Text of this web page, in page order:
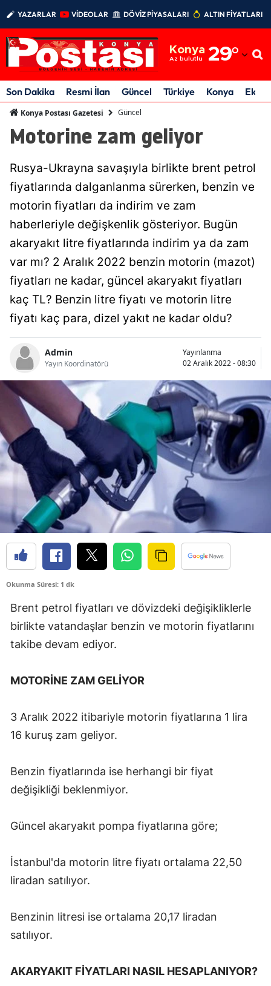
YAZARLAR VİDEOLAR DÖVİZ PİYASALARI ALTIN FİYATLARI
Konya
Az bulutlu 29°
Adıyaman
Afyonkarahisar
Amasya
Antalya
Artvin
Aydın
Balıkesir
Bilecik
Bolu
Burdur
Bursa
Çanakkale
Çankırı
Çorum
Denizli
Diyarbakır
Edirne
Erzincan
Erzurum
Hatay
Mersin
İstanbul
Kırklareli
Son Dakika Resmi İlan Güncel Türkiye Konya
Konya Postası Gazetesi Güncel
Motorine zam geliyor
Rusya-Ukrayna savaşıyla birlikte brent petrol
fiyatlarında dalganlanma sürerken, benzin ve
motorin fiyatları da indirim ve zam
haberleriyle değişkenlik gösteriyor. Bugün
akaryakıt litre fiyatlarında indirim ya da zam
var mı? 2 Aralık 2022 benzin motorin (mazot)
fiyatları ne kadar, güncel akaryakıt fiyatları
kaç TL? Benzin litre fiyatı ve motorin litre
fiyatı kaç para, dizel yakıt ne kadar oldu?
Admin
Yayın Koordinatörü
Yayınlanma
02 Aralık 2022 - 08:30
Okunma Süresi: 1 dk
Brent petrol fiyatları ve dövizdeki değişikliklerle
birlikte vatandaşlar benzin ve motorin fiyatlarını
takibe devam ediyor.
MOTORİNE ZAM GELİYOR
3 Aralık 2022 itibariyle motorin fiyatlarına 1 lira
16 kuruş zam geliyor.
Benzin fiyatlarında ise herhangi bir fiyat
değişikliği beklenmiyor.
Güncel akaryakıt pompa fiyatlarına göre;
İstanbul'da motorin litre fiyatı ortalama 22,50
liradan satılıyor.
Benzinin litresi ise ortalama 20,17 liradan
satılıyor.
AKARYAKIT FİYATLARI NASIL HESAPLANIYOR?